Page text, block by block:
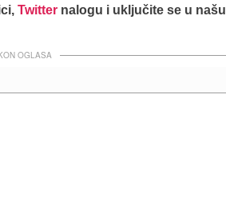
Twitter nalogu i uključite se u našu
OGLASA